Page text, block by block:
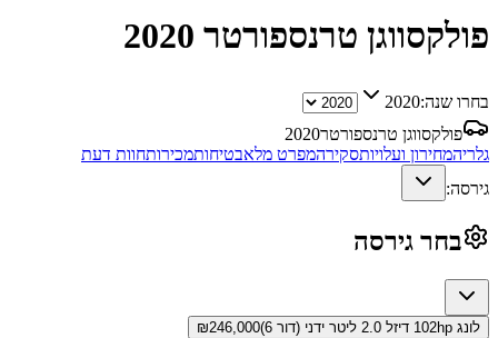
פולקסווגן טרנספורטר 2020
בחרו שנה:2020
פולקסווגן טרנספורטר2020
גלריהמחירון ועלויותסקירהמפרט מלאבטיחותמכירותחוות דעת
גירסה:
בחר גירסה
לונג 102hp דיזל 2.0 ליטר ידני (דור 6) ₪246,000